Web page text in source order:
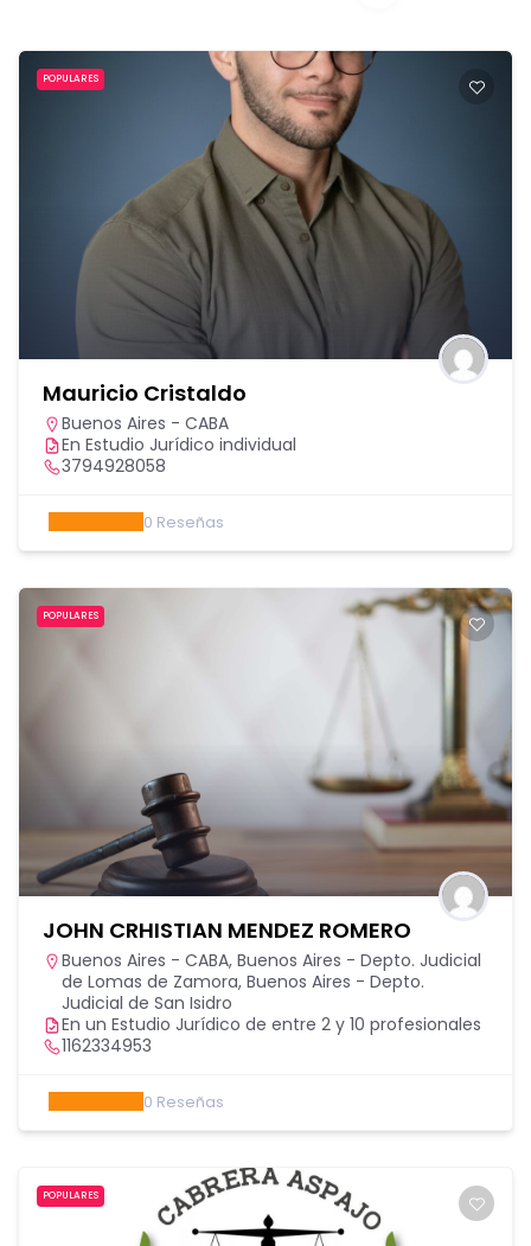
POPULARES
Mauricio Cristaldo
Buenos Aires - CABA
En Estudio Jurídico individual
3794928058
0 Reseñas
POPULARES
JOHN CRHISTIAN MENDEZ ROMERO
Buenos Aires - CABA, Buenos Aires - Depto. Judicial
de Lomas de Zamora, Buenos Aires - Depto.
Judicial de San Isidro
En un Estudio Jurídico de entre 2 y 10 profesionales
1162334953
0 Reseñas
POPULARES